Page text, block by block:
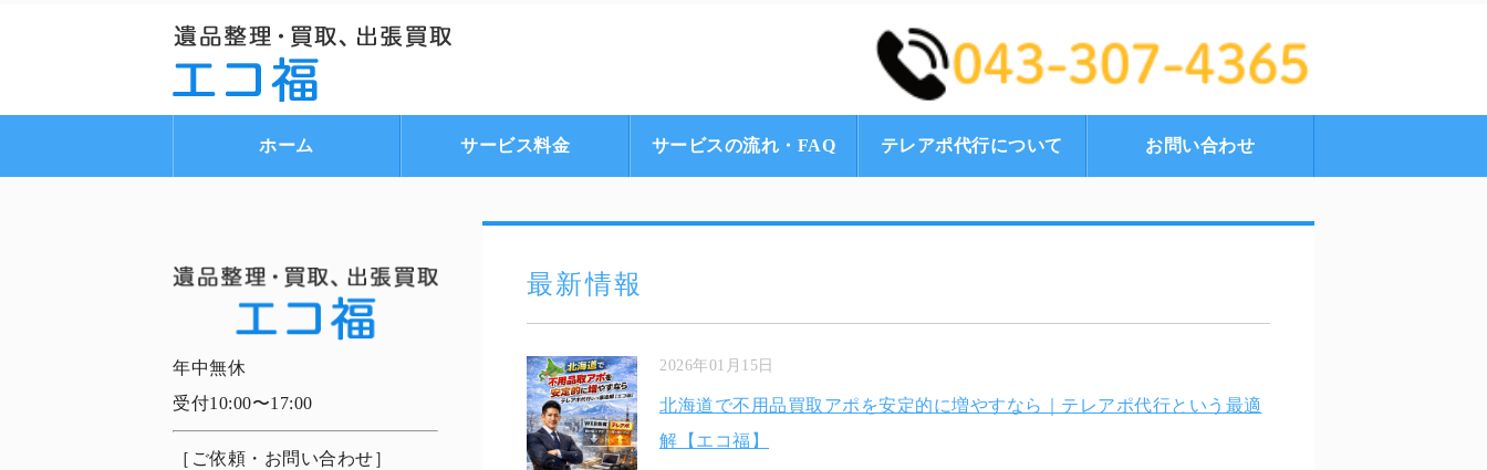
遺品整理、買取・出張買取ならエコ福へ｜千葉市中央区
ホーム サービス料金 サービスの流れ・FAQ テレアポ代行について お問い合わせ
最新情報
2026年01月15日
北海道で不用品買取アポを安定的に増やすなら｜テレアポ代行という最適
解【エコ福】
年中無休
受付10:00〜17:00
［ご依頼・お問い合わせ］